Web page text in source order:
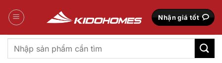
qua
Nhận giá tốt
Tìm
kiếm: